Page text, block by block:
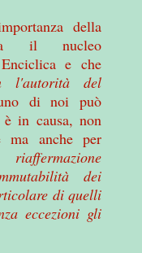
della
il nucleo
e che
l'autorità del
di noi può
in causa, non
ma anche per
riaffermazione
dei
di quelli
eccezioni gli